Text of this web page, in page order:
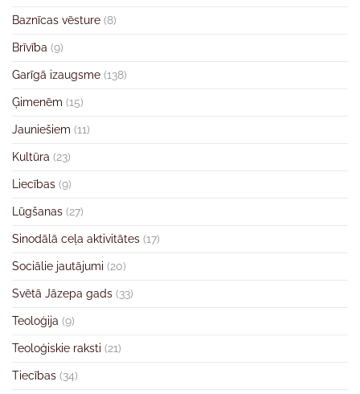
Baznīcas vēsture (8)
Brīvība (9)
Garīgā izaugsme (138)
Ģimenēm (15)
Jauniešiem (11)
Kultūra (23)
Liecības (9)
Lūgšanas (27)
Sinodālā ceļa aktivitātes (17)
Sociālie jautājumi (20)
Svētā Jāzepa gads (33)
Teoloģija (9)
Teoloģiskie raksti (21)
Tiecības (34)